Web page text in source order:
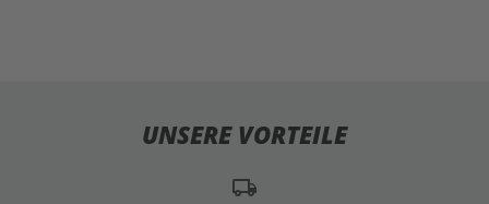
UNSERE VORTEILE
local_shipping